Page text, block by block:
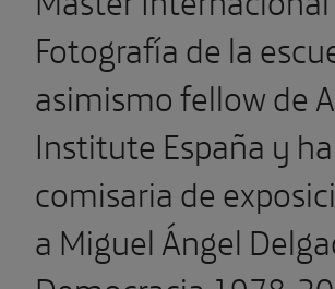
Fotografía de la
asimismo fellow de
Institute España y
comisaria de
a Miguel Ángel